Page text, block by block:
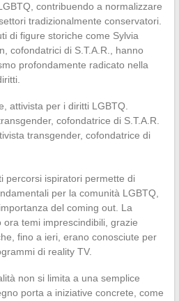
contribuendo a normalizzare
tradizionalmente conservatori.
di figure storiche come Sylvia
cofondatrici di S.T.A.R., hanno
profondamente radicato nella
attivista per i diritti LGBTQ.
cofondatrice di S.T.A.R.
transgender, cofondatrice di
percorsi ispiratori permette di
per la comunità LGBTQ,
del coming out. La
ora temi imprescindibili, grazie
fino a ieri, erano conosciute per
di reality TV.
non si limita a una semplice
porta a iniziative concrete, come